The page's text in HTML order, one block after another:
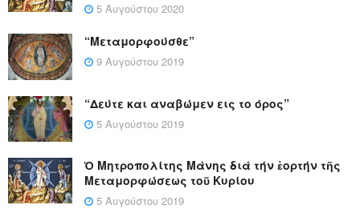
5 Αυγούστου 2020
“Μεταμορφούσθε”
9 Αυγούστου 2019
“Δεύτε και αναβώμεν εις το όρος”
5 Αυγούστου 2019
Ὁ Μητροπολίτης Μάνης διά τήν ἑορτήν τῆς
Μεταμορφώσεως τοῦ Κυρίου
5 Αυγούστου 2019